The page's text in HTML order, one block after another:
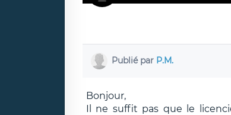
Publié par P.M.
Bonjour,
Il ne suffit pas que le